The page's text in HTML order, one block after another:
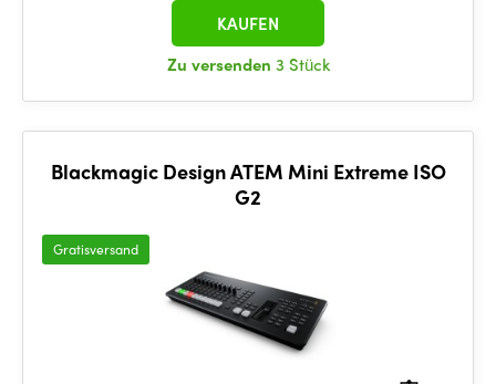
Zu versenden 3 Stück
KAUFEN
Blackmagic Design ATEM Mini Extreme ISO
G2
Gratisversand